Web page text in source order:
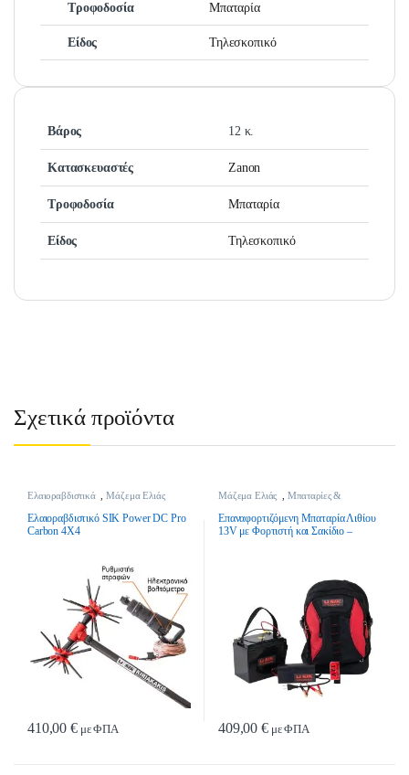
Τροφοδοσία Μπαταρία
Είδος Τηλεσκοπικό
Βάρος 12 κ.
Κατασκευαστές Zanon
Τροφοδοσία Μπαταρία
Είδος Τηλεσκοπικό
Σχετικά προϊόντα
Ελαιοραβδιστικά ,Μάζεμα Ελιάς
Ελαιοραβδιστικό SIK Power DC Pro
Carbon 4Χ4
410,00€με ΦΠΑ
Μάζεμα Ελιάς
Μπαταρίες &
Επαναφορτιζόμενη Mπαταρία Λιθίου
13V με Φορτιστή και Σακίδιο –
409,00€με ΦΠΑ